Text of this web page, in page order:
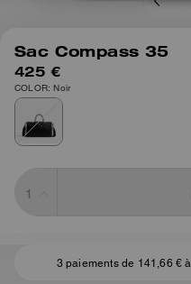
Sac Compass 35
425 €
COLOR: Noir
3 paiements de 141,66 €